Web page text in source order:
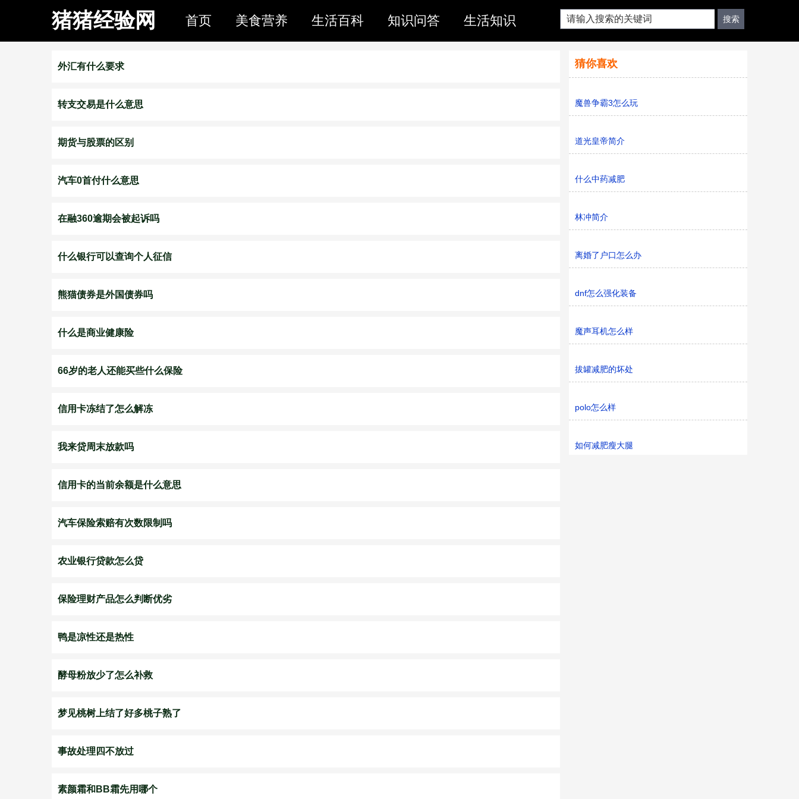
猪猪经验网 首页 美食营养 生活百科 知识问答 生活知识
外汇有什么要求
转支交易是什么意思
期货与股票的区别
汽车0首付什么意思
在融360逾期会被起诉吗
什么银行可以查询个人征信
熊猫债券是外国债券吗
什么是商业健康险
66岁的老人还能买些什么保险
信用卡冻结了怎么解冻
我来贷周末放款吗
信用卡的当前余额是什么意思
汽车保险索赔有次数限制吗
农业银行贷款怎么贷
保险理财产品怎么判断优劣
鸭是凉性还是热性
酵母粉放少了怎么补救
梦见桃树上结了好多桃子熟了
事故处理四不放过
素颜霜和BB霜先用哪个
猜你喜欢
魔兽争霸3怎么玩
道光皇帝简介
什么中药减肥
林冲简介
离婚了户口怎么办
dnf怎么强化装备
魔声耳机怎么样
拔罐减肥的坏处
polo怎么样
如何减肥瘦大腿